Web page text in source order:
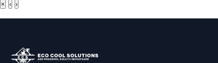
× ‹ ›